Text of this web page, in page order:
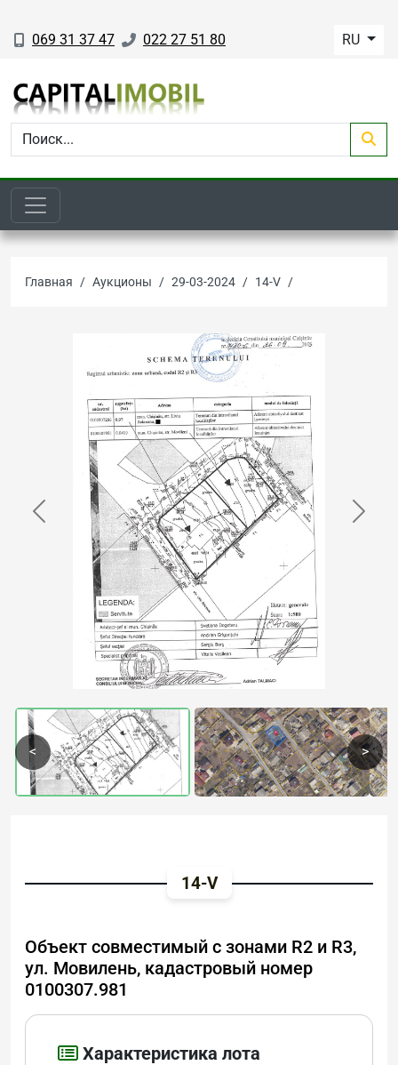
069 31 37 47 022 27 51 80 RU
Главная Аукционы 29-03-2024 14-V
Previous Next
< >
14-V
Объект совместимый с зонами R2 и R3,
ул. Мовилень, кадастровый номер
0100307.981
Характеристика лота